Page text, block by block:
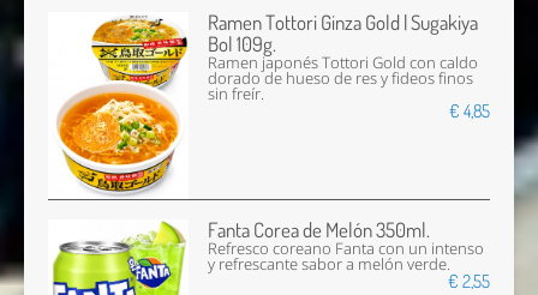
Ramen Tottori Ginza Gold | Sugakiya
Bol 109g.
Ramen japonés Tottori Gold con caldo
dorado de hueso de res y fideos finos
sin freír.
€ 4,85
Fanta Corea de Melón 350ml.
Refresco coreano Fanta con un intenso
y refrescante sabor a melón verde.
€ 2,55